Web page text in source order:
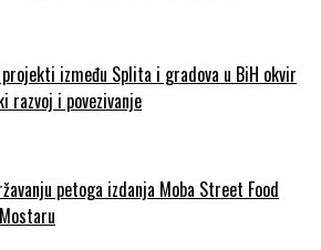
između Splita i gradova u BiH okvir
razvoj i povezivanje
petoga izdanja Moba Street Food